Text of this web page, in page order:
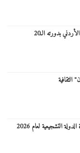
بدورته الـ20
التشجيعية لعام 2026